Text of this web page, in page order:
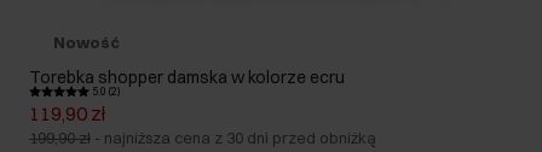
Nowość
Torebka shopper damska w kolorze ecru
5.0 (2)
119,90 zł
199,90 zł - najniższa cena z 30 dni przed obniżką